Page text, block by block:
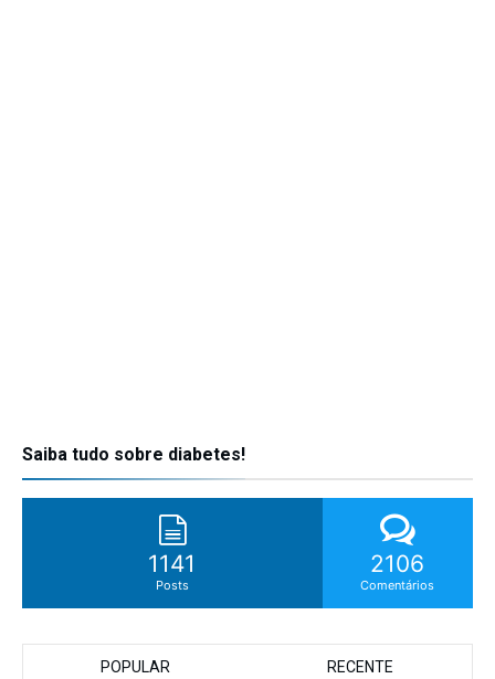
Saiba tudo sobre diabetes!
1141
Posts
2106
Comentários
POPULAR RECENTE